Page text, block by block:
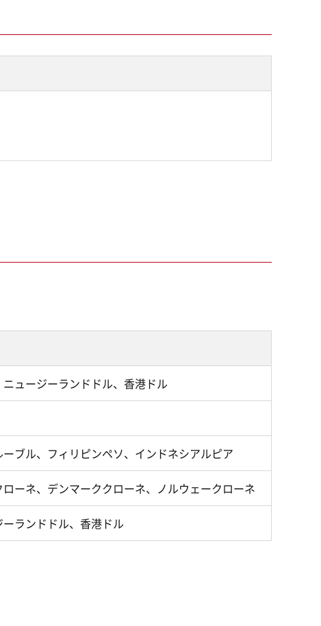
ュージーランドドル、香港ドル
ブル、フィリピンペソ、インドネシアルピア
ーネ、デンマーククローネ、ノルウェークローネ
ランドドル、香港ドル